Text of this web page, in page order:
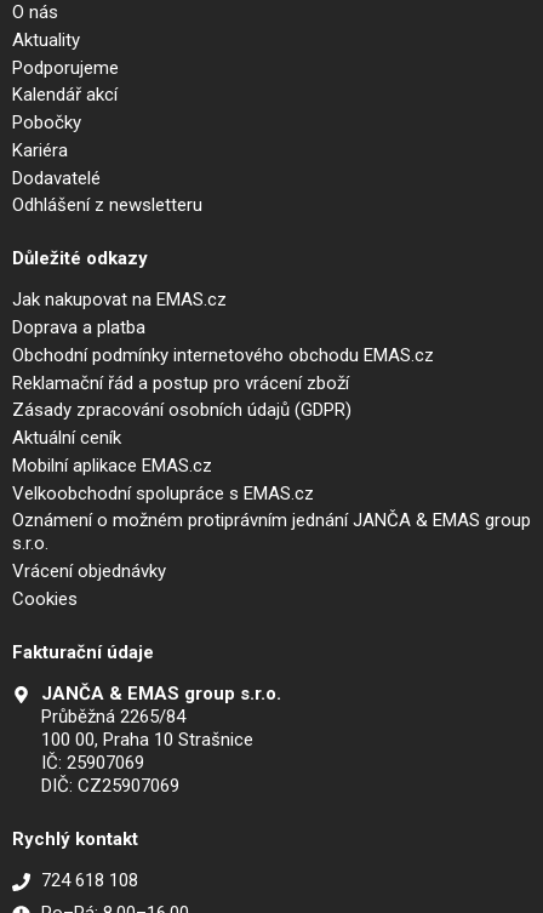
O nás
Aktuality
Podporujeme
Kalendář akcí
Pobočky
Kariéra
Dodavatelé
Odhlášení z newsletteru
Důležité odkazy
Jak nakupovat na EMAS.cz
Doprava a platba
Obchodní podmínky internetového obchodu EMAS.cz
Reklamační řád a postup pro vrácení zboží
Zásady zpracování osobních údajů (GDPR)
Aktuální ceník
Mobilní aplikace EMAS.cz
Velkoobchodní spolupráce s EMAS.cz
Oznámení o možném protiprávním jednání JANČA & EMAS group
s.r.o.
Vrácení objednávky
Cookies
Fakturační údaje
JANČA & EMAS group s.r.o.
Průběžná 2265/84
100 00, Praha 10 Strašnice
IČ: 25907069
DIČ: CZ25907069
Rychlý kontakt
724 618 108